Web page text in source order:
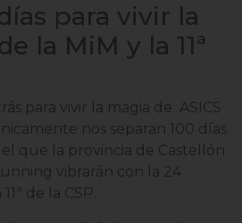
para vivir la
la MiM y la 11ª
para vivir la magia de ASICS
nos separan 100 días
que la provincia de Castellón
vibrarán con la 24
de la CSP.